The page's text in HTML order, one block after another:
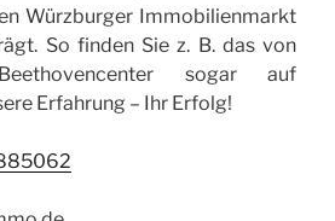
Würzburger Immobilienmarkt
So finden Sie z. B. das von
sogar auf
Erfahrung – Ihr Erfolg!